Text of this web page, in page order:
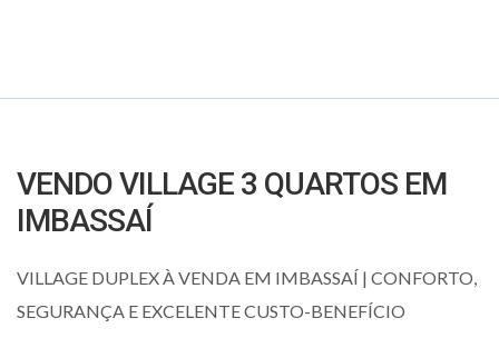
VENDO VILLAGE 3 QUARTOS EM
IMBASSAÍ
VILLAGE DUPLEX À VENDA EM IMBASSAÍ | CONFORTO,
SEGURANÇA E EXCELENTE CUSTO-BENEFÍCIO